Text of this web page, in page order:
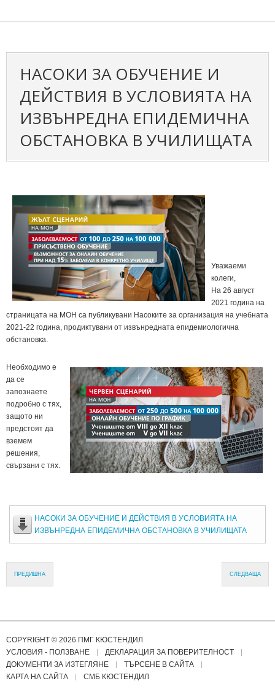
НАСОКИ ЗА ОБУЧЕНИЕ И
ДЕЙСТВИЯ В УСЛОВИЯТА НА
ИЗВЪНРЕДНА ЕПИДЕМИЧНА
ОБСТАНОВКА В УЧИЛИЩАТА
Уважаеми
колеги,
На 26 август
2021 година на
страницата на МОН са публикувани Насоките за организация на учебната
2021-22 година, продиктувани от извънредната епидемиологична
обстановка.
Необходимо е
да се
запознаете
подробно с тях,
защото ни
предстоят да
вземем
решения,
свързани с тях.
НАСОКИ ЗА ОБУЧЕНИЕ И ДЕЙСТВИЯ В УСЛОВИЯТА НА
ИЗВЪНРЕДНА ЕПИДЕМИЧНА ОБСТАНОВКА В УЧИЛИЩАТА
ПРЕДИШНА СЛЕДВАЩА
COPYRIGHT © 2026 ПМГ КЮСТЕНДИЛ
УСЛОВИЯ - ПОЛЗВАНЕ
ДЕКЛАРАЦИЯ ЗА ПОВЕРИТЕЛНОСТ
ДОКУМЕНТИ ЗА ИЗТЕГЛЯНЕ
ТЪРСЕНЕ В САЙТА
КАРТА НА САЙТА
СМБ КЮСТЕНДИЛ